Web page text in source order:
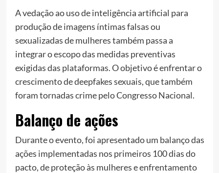
A vedação ao uso de inteligência artificial para
produção de imagens íntimas falsas ou
sexualizadas de mulheres também passa a
integrar o escopo das medidas preventivas
exigidas das plataformas. O objetivo é enfrentar o
crescimento de deepfakes sexuais, que também
foram tornadas crime pelo Congresso Nacional.
Balanço de ações
Durante o evento, foi apresentado um balanço das
ações implementadas nos primeiros 100 dias do
pacto, de proteção às mulheres e enfrentamento